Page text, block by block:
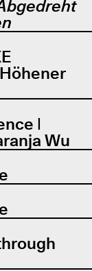
|
Wu